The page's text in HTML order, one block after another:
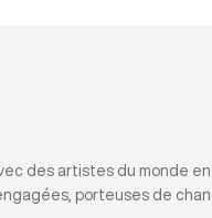
des artistes du monde
porteuses de